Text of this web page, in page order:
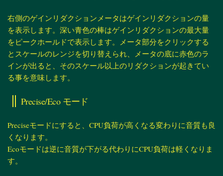
右側のゲインリダクションメータはゲインリダクションの量
を表示します。深い青色の棒はゲインリダクションの最大量
をピークホールドで表示します。メータ部分をクリックする
とスケールのレンジを切り替えられ、メータの底に赤色のラ
インが出ると、そのスケール以上のリダクションが起きてい
る事を意味します。
Precise/Eco モード
Preciseモードにすると、CPU負荷が高くなる変わりに音質も良
くなります。
Ecoモードは逆に音質が下がる代わりにCPU負荷は軽くなりま
す。